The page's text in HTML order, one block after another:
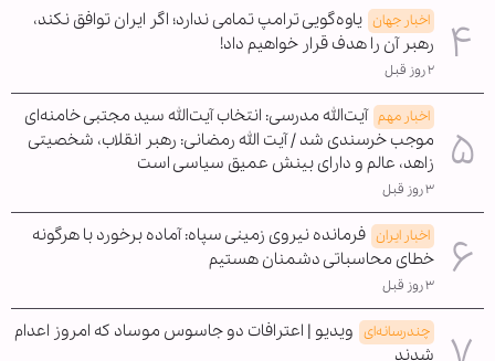
اخبار جهان یاوه‌گویی ترامپ تمامی ندارد؛ اگر ایران توافق نکند،
رهبر آن را هدف قرار خواهیم داد!
۲ روز قبل
اخبار مهم آیت‌الله مدرسی: انتخاب آیت‌الله سید مجتبی خامنه‌ای
موجب خرسندی شد / آیت الله رمضانی: رهبر انقلاب، شخصیتی
زاهد، عالم و دارای بینش عمیق سیاسی است
۳ روز قبل
اخبار ایران فرمانده نیروی زمینی سپاه: آماده برخورد با هرگونه
خطای محاسباتی دشمنان هستیم
۳ روز قبل
چندرسانه‌ای ویدیو | اعترافات دو جاسوس موساد که امروز اعدام
شدند